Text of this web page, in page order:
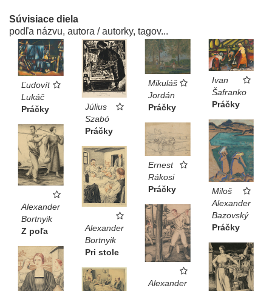
Súvisiace diela
podľa názvu, autora / autorky, tagov...
Ľudovít
Lukáč
Práčky
Július
Szabó
Práčky
Mikuláš
Jordán
Práčky
Ivan
Šafranko
Práčky
Miloš
Alexander
Bazovský
Práčky
Ernest
Rákosi
Práčky
Alexander
Bortnyik
Z poľa
Alexander
Bortnyik
Pri stole
Alexander